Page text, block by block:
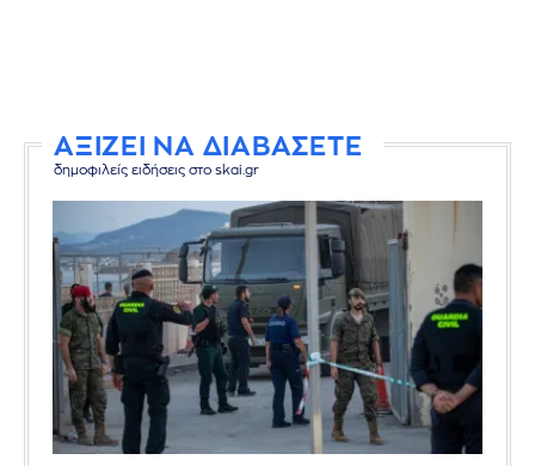
ΑΞΙΖΕΙ ΝΑ ΔΙΑΒΑΣΕΤΕ
δημοφιλείς ειδήσεις στο skai.gr